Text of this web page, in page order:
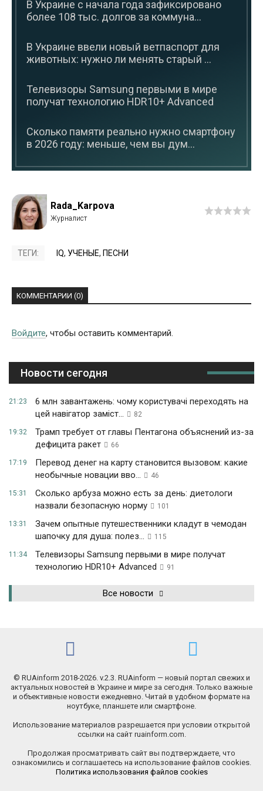
В Украине с начала года зафиксировано
более 108 тыс. долгов за коммуна...
В Украине ввели новый ветпаспорт для
животных: нужно ли менять старый ...
Телевизоры Samsung первыми в мире
получат технологию HDR10+ Advanced
Сколько памяти реально нужно смартфону
в 2026 году: меньше, чем вы дум...
Rada_Karpova
ТЕГИ: IQ, УЧЕНЫЕ, ПЕСНИ
КОММЕНТАРИИ (0)
Войдите, чтобы оставить комментарий.
Новости сегодня
21:23
6 млн завантажень: чому користувачі переходять на
цей навігатор заміст...
82
19:32
Трамп требует от главы Пентагона объяснений из-за
дефицита ракет
66
17:19
Перевод денег на карту становится вызовом: какие
необычные новации вво...
46
15:31
Сколько арбуза можно есть за день: диетологи
назвали безопасную норму
101
13:31
Зачем опытные путешественники кладут в чемодан
шапочку для душа: полез...
115
11:34
Телевизоры Samsung первыми в мире получат
технологию HDR10+ Advanced
91
Все новости
© RUAinform 2018-2026. v.2.3. RUAinform — новый портал свежих и
актуальных новостей в Украине и мире за сегодня. Только важные
и объективные новости ежедневно. Читай в удобном формате на
ноутбуке, планшете или смартфоне.
Использование материалов разрешается при условии открытой
ссылки на сайт ruainform.com.
Продолжая просматривать сайт вы подтверждаете, что
ознакомились и соглашаетесь на использование файлов cookies.
Политика использования файлов cookies